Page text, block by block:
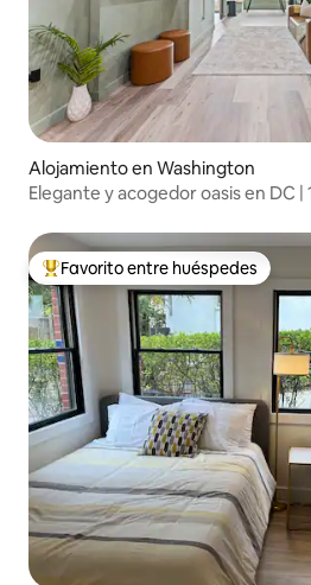
Alojamiento en Washington
Elegante y acogedor oasis en DC
Favorito entre huéspedes preferido
Favorito entre huéspedes